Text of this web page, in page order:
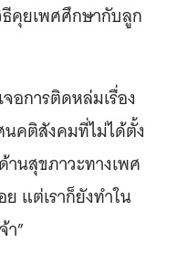
คุยเพศศึกษากับลูก
อการติดหล่มเรื่อง
นคติสังคมที่ไม่ได้ตั้ง
นสุขภาวะทางเพศ
แต่เราก็ยังทำใน
”